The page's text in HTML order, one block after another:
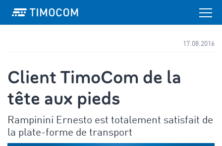
17.08.2016
Client TimoCom de la
tête aux pieds
Rampinini Ernesto est totalement satisfait de
la plate-forme de transport